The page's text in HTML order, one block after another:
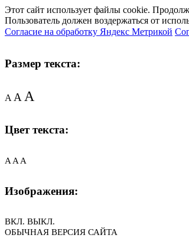
Этот сайт использует файлы cookie.
Пользователь должен воздержаться от
Согласие на обработку Яндекс Метрикой
Размер текста:
AAA
Цвет текста:
A A A
Изображения:
ВКЛ. ВЫКЛ.
ОБЫЧНАЯ ВЕРСИЯ САЙТА